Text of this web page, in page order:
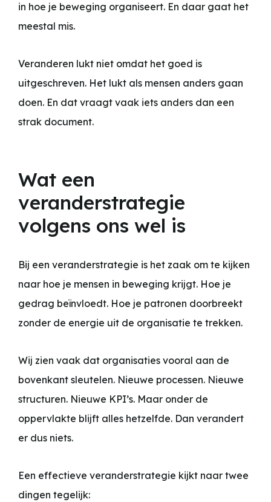
in hoe je beweging organiseert. En daar gaat het
meestal mis.
Veranderen lukt niet omdat het goed is
uitgeschreven. Het lukt als mensen anders gaan
doen. En dat vraagt vaak iets anders dan een
strak document.
Wat een
veranderstrategie
volgens ons wel is
Bij een veranderstrategie is het zaak om te kijken
naar hoe je mensen in beweging krijgt. Hoe je
gedrag beïnvloedt. Hoe je patronen doorbreekt
zonder de energie uit de organisatie te trekken.
Wij zien vaak dat organisaties vooral aan de
bovenkant sleutelen. Nieuwe processen. Nieuwe
structuren. Nieuwe KPI’s. Maar onder de
oppervlakte blijft alles hetzelfde. Dan verandert
er dus niets.
Een effectieve veranderstrategie kijkt naar twee
dingen tegelijk: